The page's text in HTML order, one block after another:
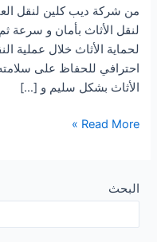
من شركة ديب كلين لنقل
لنقل الأثاث بأمان و سرعة
لحماية الأثاث خلال عملية
احترافي للحفاظ على
الأثاث بشكل سليم و […]
شركة
بمحايل
عسير
Read More »
البحث